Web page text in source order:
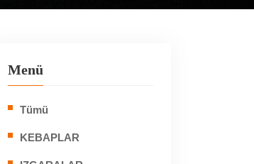
Menü
Tümü
KEBAPLAR